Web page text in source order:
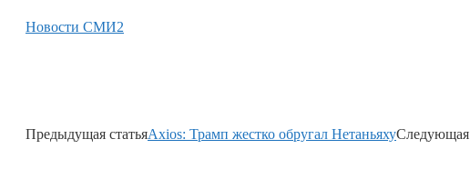
Новости СМИ2
Предыдущая статьяAxios: Трамп жестко обругал НетаньяхуСледующая